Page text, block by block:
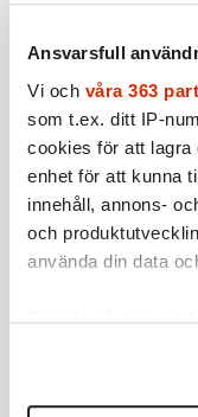
Ansvarsfull
Vi och våra 363
som t.ex. ditt IP-
cookies för att lagra
enhet för att kunna
innehåll, annons-
och
använda din data
Ta reda på mer om
Du kan ändra eller
helst från cookie-
kunnat gå in i
diskussioner
inte var med.
Det tredje är
måste ha
konventionella
paraply. I dag
ett appendix